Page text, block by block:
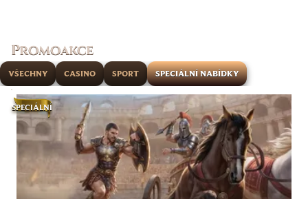
Promoakce
VŠECHNY CASINO SPORT SPECIÁLNÍ NABÍDKY
SPECIÁLNÍ